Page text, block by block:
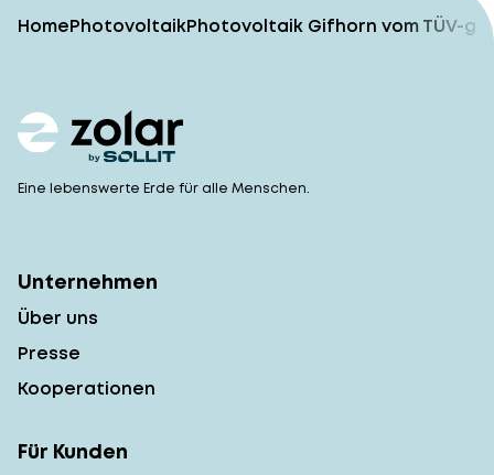
HomePhotovoltaikPhotovoltaik Gifhorn vom TÜV-
Eine lebenswerte Erde für alle Menschen.
Unternehmen
Über uns
Presse
Kooperationen
Für Kunden